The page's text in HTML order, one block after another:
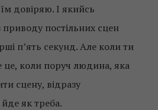
довіряю. І якийсь
приводу постільних сцен
п’ять секунд. Але коли ти
це, коли поруч людина, яка
сцену, відразу
як треба.